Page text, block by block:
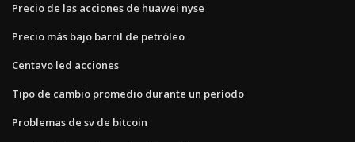
Precio de las acciones de huawei nyse
Precio más bajo barril de petróleo
Centavo led acciones
Tipo de cambio promedio durante un período
Problemas de sv de bitcoin